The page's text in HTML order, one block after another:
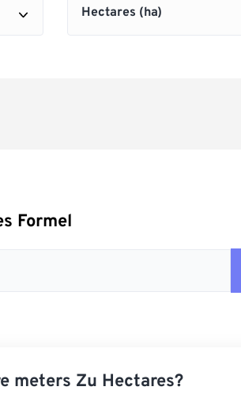
Formel
meters Zu Hectares?